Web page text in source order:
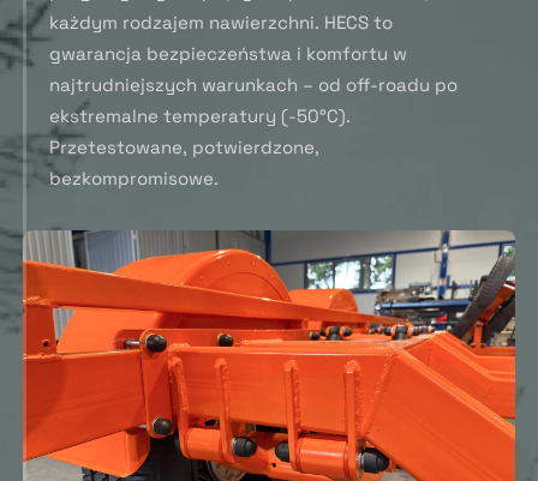
każdym rodzajem nawierzchni. HECS to
gwarancja bezpieczeństwa i komfortu w
najtrudniejszych warunkach – od off-roadu po
ekstremalne temperatury (-50°C).
Przetestowane, potwierdzone,
bezkompromisowe.